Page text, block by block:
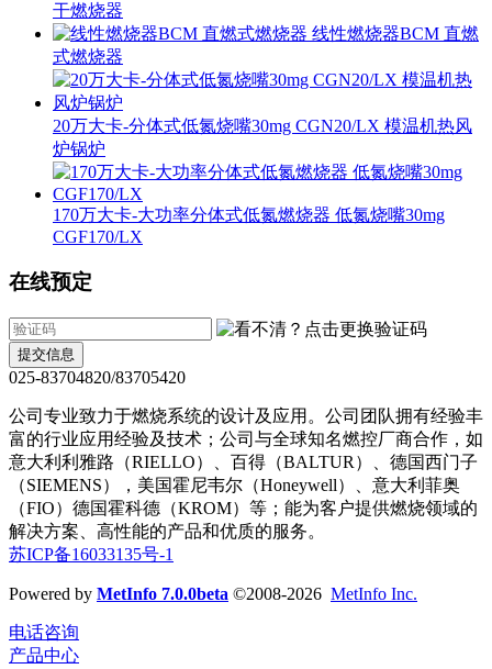
干燃烧器
线性燃烧器BCM 直燃
式燃烧器
20万大卡-分体式低氮烧嘴30mg CGN20/LX 模温机热风
炉锅炉
170万大卡-大功率分体式低氮燃烧器 低氮烧嘴30mg
CGF170/LX
在线预定
提交信息
025-83704820/83705420
公司专业致力于燃烧系统的设计及应用。公司团队拥有经验丰
富的行业应用经验及技术；公司与全球知名燃控厂商合作，如
意大利利雅路（RIELLO）、百得（BALTUR）、德国西门子
（SIEMENS），美国霍尼韦尔（Honeywell）、意大利菲奥
（FIO）德国霍科德（KROM）等；能为客户提供燃烧领域的
解决方案、高性能的产品和优质的服务。
苏ICP备16033135号-1
Powered by MetInfo 7.0.0beta ©2008-2026 MetInfo Inc.
电话咨询
产品中心